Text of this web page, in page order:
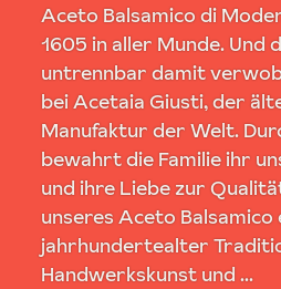
Aceto Balsamico di
1605 in aller Munde. Und
untrennbar damit
bei Acetaia Giusti, der
Manufaktur der Welt.
bewahrt die Familie ihr
und ihre Liebe zur
unseres Aceto
jahrhundertealter
Handwerkskunst und ...